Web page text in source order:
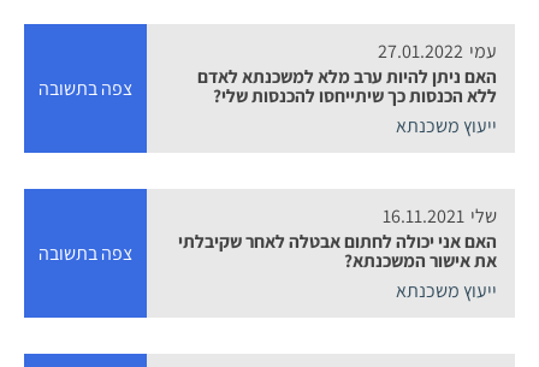
עמי 27.01.2022
האם ניתן להיות ערב מלא למשכנתא לאדם
ללא הכנסות כך שיתייחסו להכנסות שלי?
ייעוץ משכנתא
צפה בתשובה
שלי 16.11.2021
האם אני יכולה לחתום אבטלה לאחר שקיבלתי
את אישור המשכנתא?
ייעוץ משכנתא
צפה בתשובה